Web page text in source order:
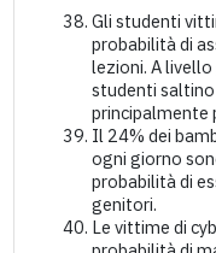
Gli studenti
probabilità di
lezioni. A
studenti
principalmente
Il 24% dei
ogni giorno
probabilità di
genitori.
Le vittime di